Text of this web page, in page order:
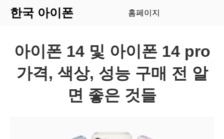
한국 아이폰 홈페이지
아이폰 14 및 아이폰 14 pro
가격, 색상, 성능 구매 전 알
면 좋은 것들